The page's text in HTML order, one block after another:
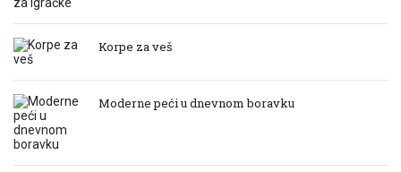
Korpe za veš
Moderne peći u dnevnom boravku